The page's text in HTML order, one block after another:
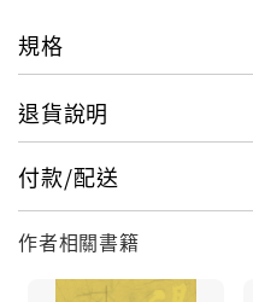
規格
退貨說明
付款/配送
作者相關書籍